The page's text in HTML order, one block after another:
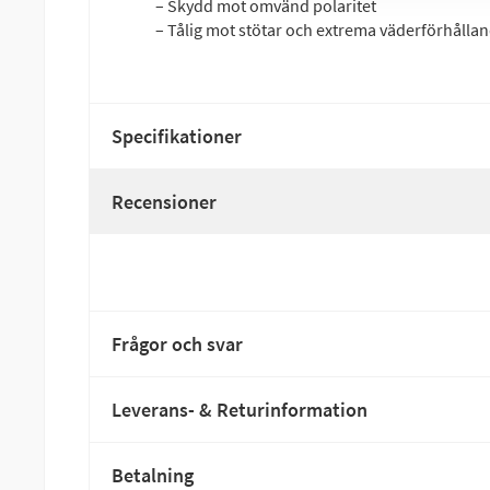
– Skydd mot omvänd polaritet
– Tålig mot stötar och extrema
Specifikationer
Recensioner
Frågor och svar
Leverans- & Returinformation
Betalning